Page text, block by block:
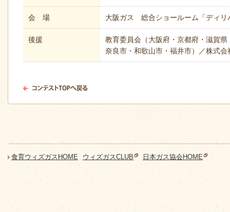
会 場 大阪ガス 総合ショールーム「ディリ
後援
教育委員会（大阪府・京都府・滋賀
奈良市・和歌山市・福井市）／株式
食育ウィズガスHOME ウィズガスCLUB 日本ガス協会HOME